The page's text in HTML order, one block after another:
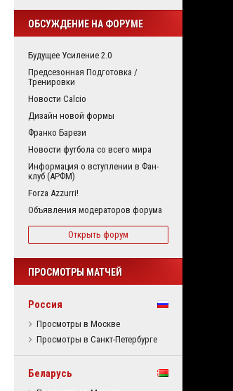
ОБСУЖДЕНИЕ НА ФОРУМЕ
Будущее Усиление 2.0
Предсезонная Подготовка /
Тренировки
Новости Calcio
Дизайн новой формы
Франко Барези
Новости футбола со всего мира
Информация о вступлении в Фан-
клуб (АРФМ)
Forza Azzurri!
Объявления модераторов форума
Открыть форум
ПРОСМОТРЫ МАТЧЕЙ
Россия
Просмотры в Москве
Просмотры в Санкт-Петербурге
Беларусь